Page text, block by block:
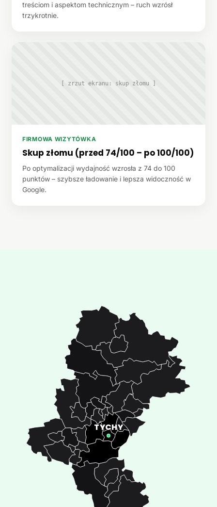
treściom i aspektom technicznym – ruch wzrósł
trzykrotnie.
[ zrzut ekranu: skup złomu ]
FIRMOWA WIZYTÓWKA
Skup złomu (przed 74/100 – po 100/100)
Po optymalizacji wydajność wzrosła z 74 do 100
punktów – szybsze ładowanie i lepsza widoczność w
Google.